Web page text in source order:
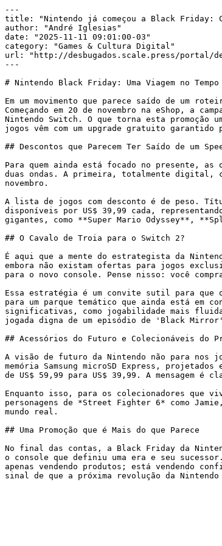
---
title: "Nintendo já começou a Black Friday:
author: "André Iglesias"
date: "2025-11-11 09:01:00-03"
category: "Games & Cultura Digital"
url: "http://desbugados.scale.press/portal/
---
# Nintendo Black Friday: Uma Viagem no
Em um movimento que parece saído de um
Começando em 20 de novembro na eShop, a
Nintendo Switch. O que torna esta promoção
jogos vêm com um upgrade gratuito garantido
## Descontos que Parecem Ter Saído de um
Para quem ainda está focado no presente,
duas ondas. A primeira, totalmente digital,
novembro.
A lista de jogos com desconto é de peso.
disponíveis por US$ 39,99 cada,
gigantes, como **Super Mario Odyssey**,
## O Cavalo de Troia para o Switch 2?
É aqui que a mente do estrategista da
embora não existam ofertas para jogos
para o novo console. Pense nisso: você
Essa estratégia é um convite sutil para que
para um parque temático que ainda está em
significativas, como jogabilidade mais fluida
jogada digna de um episódio de 'Black
## Acessórios do Futuro e Colecionáveis do
A visão de futuro da Nintendo não para nos
memória Samsung microSD Express,
de US$ 59,99 para US$ 39,99. A mensagem
Enquanto isso, para os colecionadores que
personagens de *Street Fighter 6* como
mundo real.
## Uma Promoção que é Mais do que Parece
No final das contas, a Black Friday da
o console que definiu uma era e seu
apenas vendendo produtos; está vendendo
sinal de que a próxima revolução da